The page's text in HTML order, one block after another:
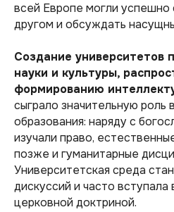
всей Европе могли успешно
другом и обсуждать
Создание университетов
науки и культуры,
формированию
сыграло значительную роль
образования: наряду с
изучали право,
позже и гуманитарные
Университетская среда
дискуссий и часто
церковной доктриной.